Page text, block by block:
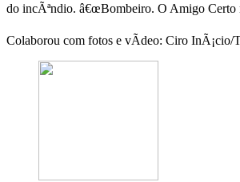
do incÃªndio. â€œBombeiro. O Amigo Certo
Colaborou com fotos e vÃ­deo: Ciro InÃ¡cio/